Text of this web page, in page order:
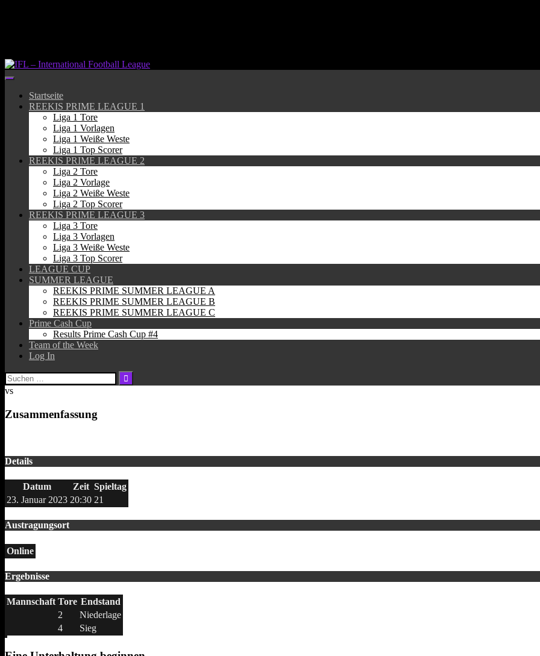
Startseite
REEKIS PRIME LEAGUE 1
Liga 1 Tore
Liga 1 Vorlagen
Liga 1 Weiße Weste
Liga 1 Top Scorer
REEKIS PRIME LEAGUE 2
Liga 2 Tore
Liga 2 Vorlage
Liga 2 Weiße Weste
Liga 2 Top Scorer
REEKIS PRIME LEAGUE 3
Liga 3 Tore
Liga 3 Vorlagen
Liga 3 Weiße Weste
Liga 3 Top Scorer
LEAGUE CUP
SUMMER LEAGUE
REEKIS PRIME SUMMER LEAGUE A
REEKIS PRIME SUMMER LEAGUE B
REEKIS PRIME SUMMER LEAGUE C
Prime Cash Cup
Results Prime Cash Cup #4
Team of the Week
Log In
Suchen
nach:
vs
Zusammenfassung
Details
Datum Zeit Spieltag
23. Januar 2023 20:30 21
Austragungsort
Online
Ergebnisse
Mannschaft Tore Endstand
2
Niederlage
4
Sieg